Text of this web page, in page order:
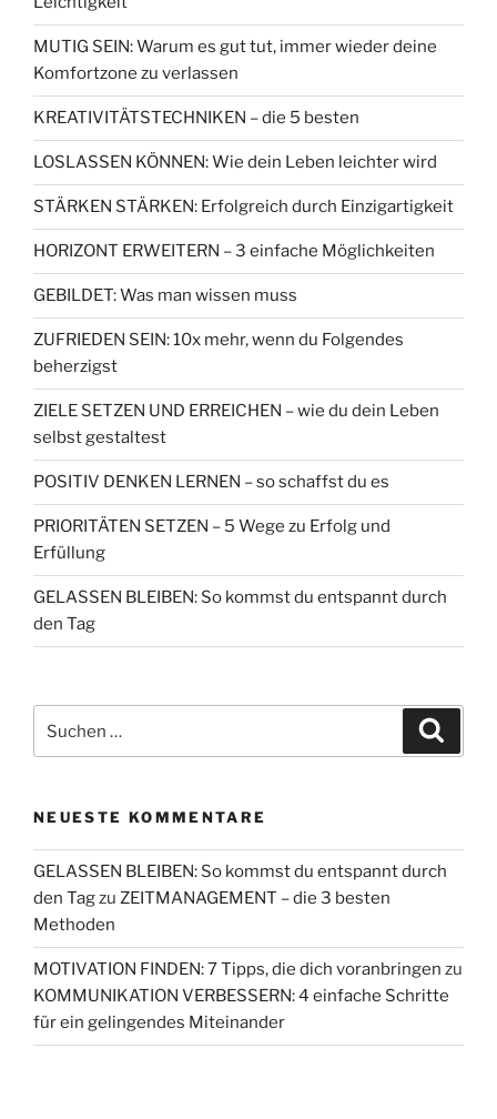
MUTIG SEIN: Warum es gut tut, immer wieder deine
Komfortzone zu verlassen
KREATIVITÄTSTECHNIKEN – die 5 besten
LOSLASSEN KÖNNEN: Wie dein Leben leichter wird
STÄRKEN STÄRKEN: Erfolgreich durch Einzigartigkeit
HORIZONT ERWEITERN – 3 einfache Möglichkeiten
GEBILDET: Was man wissen muss
ZUFRIEDEN SEIN: 10x mehr, wenn du Folgendes
beherzigst
ZIELE SETZEN UND ERREICHEN – wie du dein Leben
selbst gestaltest
POSITIV DENKEN LERNEN – so schaffst du es
PRIORITÄTEN SETZEN – 5 Wege zu Erfolg und
Erfüllung
GELASSEN BLEIBEN: So kommst du entspannt durch
den Tag
nach:
NEUESTE KOMMENTARE
GELASSEN BLEIBEN: So kommst du entspannt durch
den Tagzu ZEITMANAGEMENT – die 3 besten
Methoden
MOTIVATION FINDEN: 7 Tipps, die dich voranbringen zu
KOMMUNIKATION VERBESSERN: 4 einfache Schritte
für ein gelingendes Miteinander